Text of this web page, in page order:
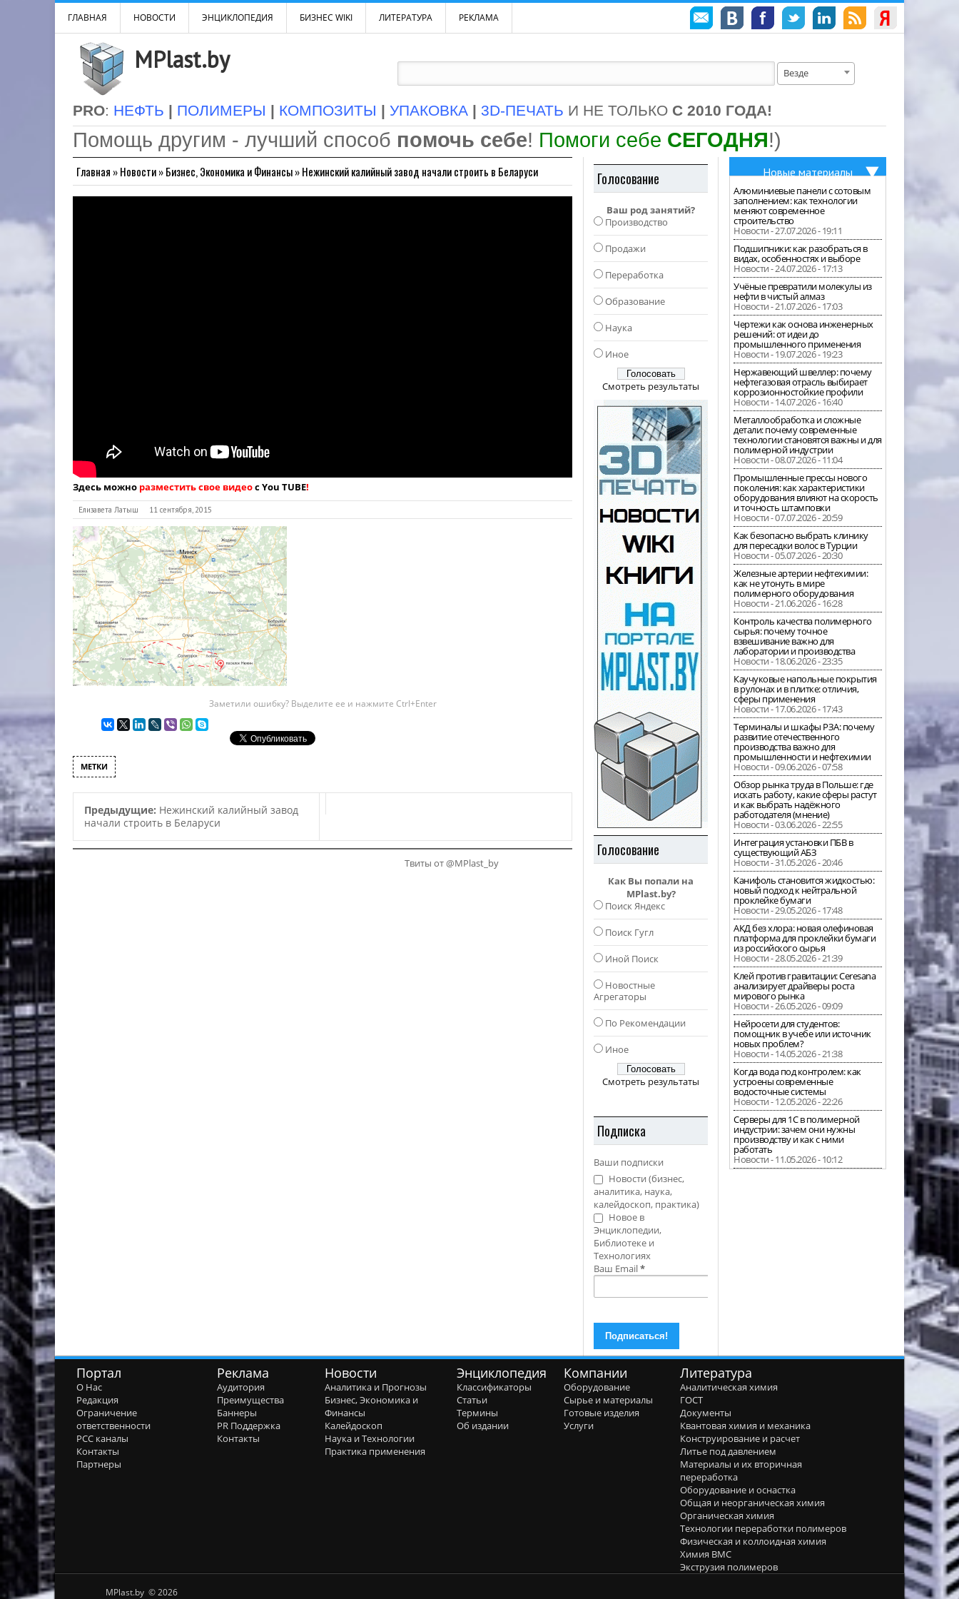
ГЛАВНАЯ НОВОСТИ ЭНЦИКЛОПЕДИЯ БИЗНЕС WIKI ЛИТЕРАТУРА РЕКЛАМА
MPlast.by Везде
PRO: НЕФТЬ | ПОЛИМЕРЫ | КОМПОЗИТЫ | УПАКОВКА | 3D-ПЕЧАТЬ И НЕ ТОЛЬКО С 2010 ГОДА!
Помощь другим - лучший способ помочь себе! Помоги себе СЕГОДНЯ!)
Главная »Новости»Бизнес, Экономика и Финансы»Нежинский калийный завод начали строить в Беларуси
Здесь можно разместить свое видеос You TUBE!
Елизавета Латыш 11 сентября, 2015
Заметили ошибку? Выделите ее и нажмите Ctrl+Enter
МЕТКИ
Предыдущие: Нежинский калийный завод
начали строить в Беларуси
Твиты от @MPlast_by
Голосование
Ваш род занятий?
Производство
Продажи
Переработка
Образование
Наука
Иное
Смотреть результаты
Голосование
Как Вы попали на
MPlast.by?
Поиск Яндекс
Поиск Гугл
Иной Поиск
Новостные
Агрегаторы
По Рекомендации
Иное
Смотреть результаты
Подписка
Ваши подписки
Новости (бизнес,
аналитика, наука,
калейдоскоп, практика)
Новое в
Энциклопедии,
Библиотеке и
Технологиях
Ваш Email*
Новые материалы
Алюминиевые панели с сотовым
заполнением: как технологии
меняют современное
строительство
Новости - 27.07.2026 - 19:11
Подшипники: как разобраться в
видах, особенностях и выборе
Новости - 24.07.2026 - 17:13
Учёные превратили молекулы из
нефти в чистый алмаз
Новости - 21.07.2026 - 17:03
Чертежи как основа инженерных
решений: от идеи до
промышленного применения
Новости - 19.07.2026 - 19:23
Нержавеющий швеллер: почему
нефтегазовая отрасль выбирает
коррозионностойкие профили
Новости - 14.07.2026 - 16:40
Металлообработка и сложные
детали: почему современные
технологии становятся важны и для
полимерной индустрии
Новости - 08.07.2026 - 11:04
Промышленные прессы нового
поколения: как характеристики
оборудования влияют на скорость
и точность штамповки
Новости - 07.07.2026 - 20:59
Как безопасно выбрать клинику
для пересадки волос в Турции
Новости - 05.07.2026 - 20:30
Железные артерии нефтехимии:
как не утонуть в мире
полимерного оборудования
Новости - 21.06.2026 - 16:28
Контроль качества полимерного
сырья: почему точное
взвешивание важно для
лаборатории и производства
Новости - 18.06.2026 - 23:35
Каучуковые напольные покрытия
в рулонах и в плитке: отличия,
сферы применения
Новости - 17.06.2026 - 17:43
Терминалы и шкафы РЗА: почему
развитие отечественного
производства важно для
промышленности и нефтехимии
Новости - 09.06.2026 - 07:58
Обзор рынка труда в Польше: где
искать работу, какие сферы растут
и как выбрать надёжного
работодателя (мнение)
Новости - 03.06.2026 - 22:55
Интеграция установки ПБВ в
существующий АБЗ
Новости - 31.05.2026 - 20:46
Канифоль становится жидкостью:
новый подход к нейтральной
проклейке бумаги
Новости - 29.05.2026 - 17:48
АКД без хлора: новая олефиновая
платформа для проклейки бумаги
из российского сырья
Новости - 28.05.2026 - 21:39
Клей против гравитации: Ceresana
анализирует драйверы роста
мирового рынка
Новости - 26.05.2026 - 09:09
Нейросети для студентов:
помощник в учебе или источник
новых проблем?
Новости - 14.05.2026 - 21:38
Когда вода под контролем: как
устроены современные
водосточные системы
Новости - 12.05.2026 - 22:26
Серверы для 1С в полимерной
индустрии: зачем они нужны
производству и как с ними
работать
Новости - 11.05.2026 - 10:12
Портал
О Нас
Редакция
Ограничение
ответственности
РСС каналы
Контакты
Партнеры
Реклама
Аудитория
Преимущества
Баннеры
PR Поддержка
Контакты
Новости
Аналитика и Прогнозы
Бизнес, Экономика и
Финансы
Калейдоскоп
Наука и Технологии
Практика применения
Энциклопедия
Классификаторы
Статьи
Термины
Об издании
Компании
Оборудование
Сырье и материалы
Готовые изделия
Услуги
Литература
Аналитическая химия
ГОСТ
Документы
Квантовая химия и механика
Конструирование и расчет
Литье под давлением
Материалы и их вторичная
переработка
Оборудование и оснастка
Общая и неорганическая химия
Органическая химия
Технологии переработки полимеров
Физическая и коллоидная химия
Химия ВМС
Экструзия полимеров
MPlast.by © 2026